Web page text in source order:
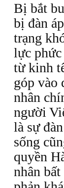
Bị bắt
bị đàn
trạng
lực phức
từ kinh
góp vào
nhân
người
là sự
sống
quyền
nhân